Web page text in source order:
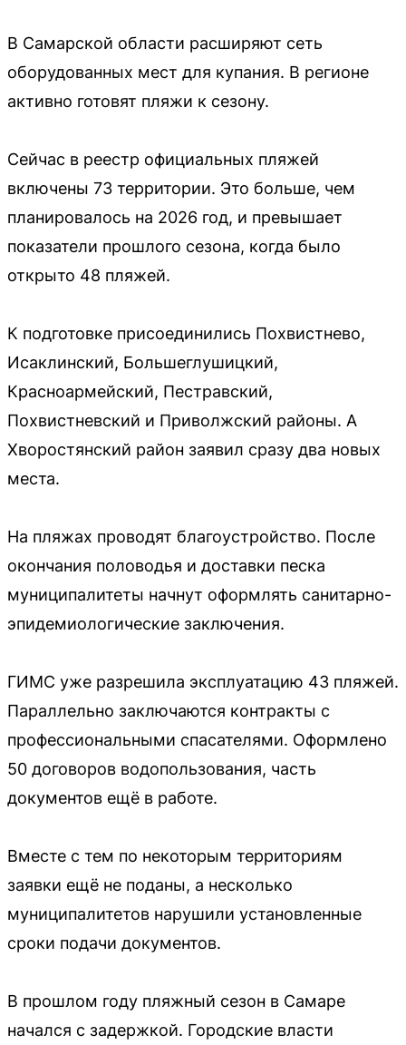
В Самарской области расширяют сеть
оборудованных мест для купания. В регионе
активно готовят пляжи к сезону.
Сейчас в реестр официальных пляжей
включены 73 территории. Это больше, чем
планировалось на 2026 год, и превышает
показатели прошлого сезона, когда было
открыто 48 пляжей.
К подготовке присоединились Похвистнево,
Исаклинский, Большеглушицкий,
Красноармейский, Пестравский,
Похвистневский и Приволжский районы. А
Хворостянский район заявил сразу два новых
места.
На пляжах проводят благоустройство. После
окончания половодья и доставки песка
муниципалитеты начнут оформлять санитарно-
эпидемиологические заключения.
ГИМС уже разрешила эксплуатацию 43 пляжей.
Параллельно заключаются контракты с
профессиональными спасателями. Оформлено
50 договоров водопользования, часть
документов ещё в работе.
Вместе с тем по некоторым территориям
заявки ещё не поданы, а несколько
муниципалитетов нарушили установленные
сроки подачи документов.
В прошлом году пляжный сезон в Самаре
начался с задержкой. Городские власти